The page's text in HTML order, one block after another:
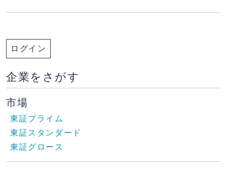
ログイン
企業をさがす
市場
東証プライム
東証スタンダード
東証グロース